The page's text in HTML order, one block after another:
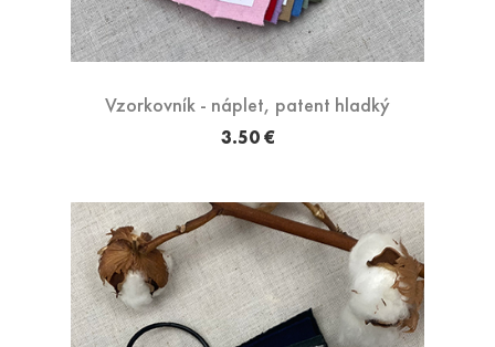
Vzorkovník - náplet, patent hladký
3.50 €